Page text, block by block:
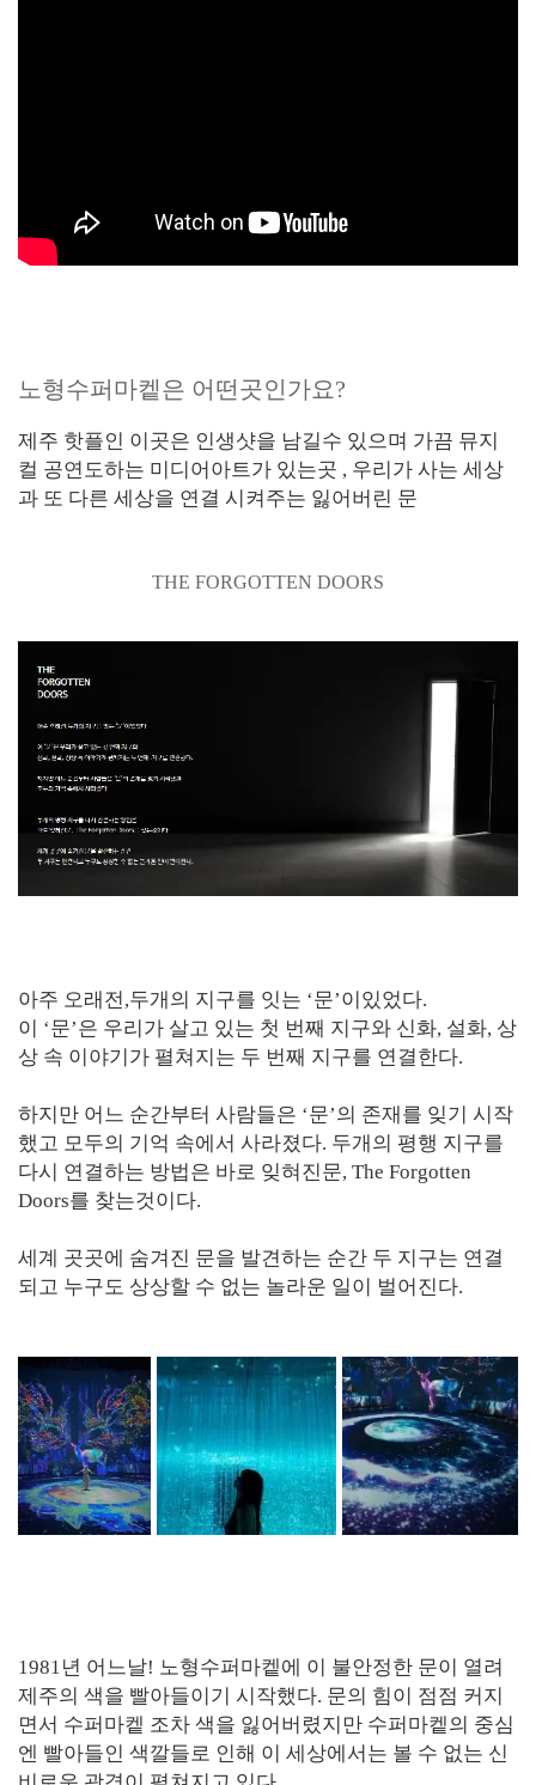
제주도 핫플 전시회 추천!ㅣ노형수퍼마켙 스케치
노형수퍼마켙은 어떤곳인가요?
제주 핫플인 이곳은 인생샷을 남길수 있으며 가끔 뮤지
컬 공연도하는 미디어아트가 있는곳 , 우리가 사는 세상
과 또 다른 세상을 연결 시켜주는 잃어버린 문
THE FORGOTTEN DOORS
아주 오래전,두개의 지구를 잇는 ‘문’이있었다.
이 ‘문’은 우리가 살고 있는 첫 번째 지구와 신화, 설화, 상
상 속 이야기가 펼쳐지는 두 번째 지구를 연결한다.
하지만 어느 순간부터 사람들은 ‘문’의 존재를 잊기 시작
했고 모두의 기억 속에서 사라졌다. 두개의 평행 지구를
다시 연결하는 방법은 바로 잊혀진문, The Forgotten
Doors를 찾는것이다.
세계 곳곳에 숨겨진 문을 발견하는 순간 두 지구는 연결
되고 누구도 상상할 수 없는 놀라운 일이 벌어진다.
1981년 어느날! 노형수퍼마켙에 이 불안정한 문이 열려
제주의 색을 빨아들이기 시작했다. 문의 힘이 점점 커지
면서 수퍼마켙 조차 색을 잃어버렸지만 수퍼마켙의 중심
엔 빨아들인 색깔들로 인해 이 세상에서는 볼 수 없는 신